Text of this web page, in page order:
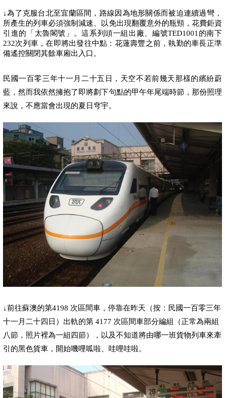
↓為了克服台北至宜蘭區間，路線因為地形關係而被迫連續過彎，
所產生的列車必須強制減速、以免出現翻覆意外的瓶頸，花費鉅資
引進的「太魯閣號」。這系列頭一組出廠、編號TED1001 的南下
232次列車，在即將出發往中點：花蓮壽豐之前，執勤的車長正準
備遙控關閉其餘車廂出入口。
民國一百零三年十一 月 二十五 日 ，天空不若前幾天那樣的繽紛蔚
藍，然而我依然擁抱了即將劃下句點的甲午年尾端時節，那份照理
來說，不應當會出現的夏日穹宇。
↓前往蘇澳的第4198 次區間車，停靠在昨天（按： 民國一百零三年
十一 月 二十四日 ）出軌的第 4177 次區間車部分編組（正常為兩組
八節，照片裡為一組四節），以及不知道將由哪一班貨物列車來牽
引的黑色貨車 ，開始嘰哩呱啦、哇哩哇啦。